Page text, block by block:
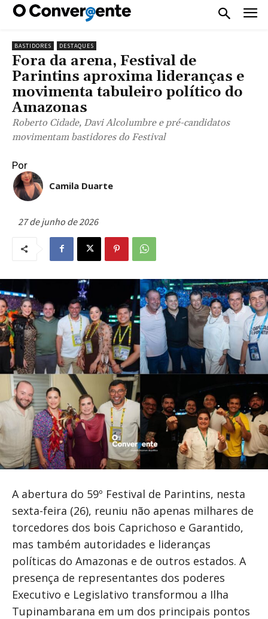
BASTIDORES DESTAQUES
Fora da arena, Festival de
Parintins aproxima lideranças e
movimenta tabuleiro político do
Amazonas
Roberto Cidade, Davi Alcolumbre e pré-candidatos
movimentam bastidores do Festival
Por
Camila Duarte
27 de junho de 2026
A abertura do 59º Festival de Parintins, nesta
sexta-feira (26), reuniu não apenas milhares de
torcedores dos bois Caprichoso e Garantido,
mas também autoridades e lideranças
políticas do Amazonas e de outros estados. A
presença de representantes dos poderes
Executivo e Legislativo transformou a Ilha
Tupinambarana em um dos principais pontos